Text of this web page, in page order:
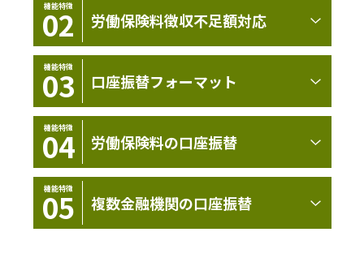
機能特徴
02 労働保険料徴収不足額対応
機能特徴
03 口座振替フォーマット
機能特徴
04 労働保険料の口座振替
機能特徴
05 複数金融機関の口座振替